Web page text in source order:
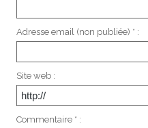
Adresse email (non publiée) * :
Site web :
Commentaire * :